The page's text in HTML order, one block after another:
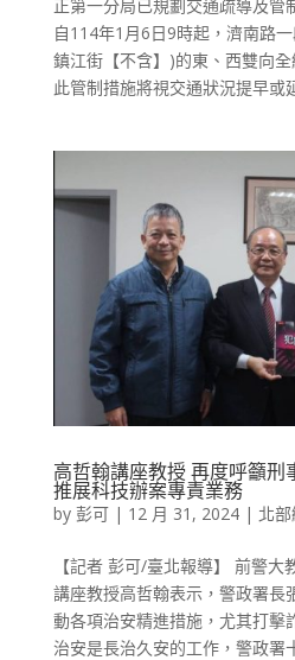
正第一分局已規劃交通疏導及管
自114年1月6日9時起，濟南路
鎮江街【不含】)的東、西雙向
此管制措施將視交通狀況提早或
高哲翰講座教授 再度呼籲刑
推展科技辦案專責業務
by 彭可| 12 月 31, 2024| 北
【記者 彭可/臺北報導】 前警
講座教授高哲翰表示，警政署長
動各項治安精進措施，尤其打擊
治安是長治久安的工作，警政署